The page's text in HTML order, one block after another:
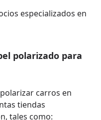
especializados en
polarizado para
carros en
tiendas
tales como: